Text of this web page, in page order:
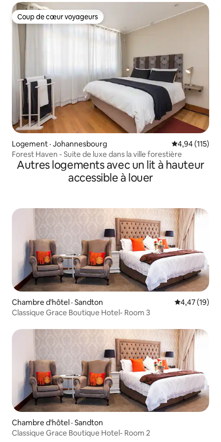
Coup de cœur voyageurs
Coup de cœur voyageurs
Logement · Johannesbourg Note
4,94 (115)
Forest Haven - Suite de luxe dans la ville forestière
Autres logements avec un lit à hauteur
accessible à louer
Chambre d'hôtel · Sandton Note
4,47 (19)
Classique Grace Boutique Hotel- Room 3
Chambre d'hôtel · Sandton
Classique Grace Boutique Hotel- Room 2